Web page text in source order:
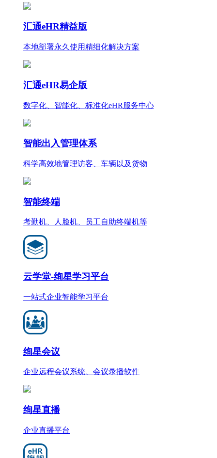
汇通eHR精益版
本地部署永久使用精细化解决方案
汇通eHR易企版
数字化、智能化、标准化eHR服务中心
智能出入管理体系
科学高效地管理访客、车辆以及货物
智能终端
考勤机、人脸机、员工自助终端机等
云学堂-绚星学习平台
一站式企业智能学习平台
绚星会议
企业远程会议系统、会议录播软件
绚星直播
企业直播平台